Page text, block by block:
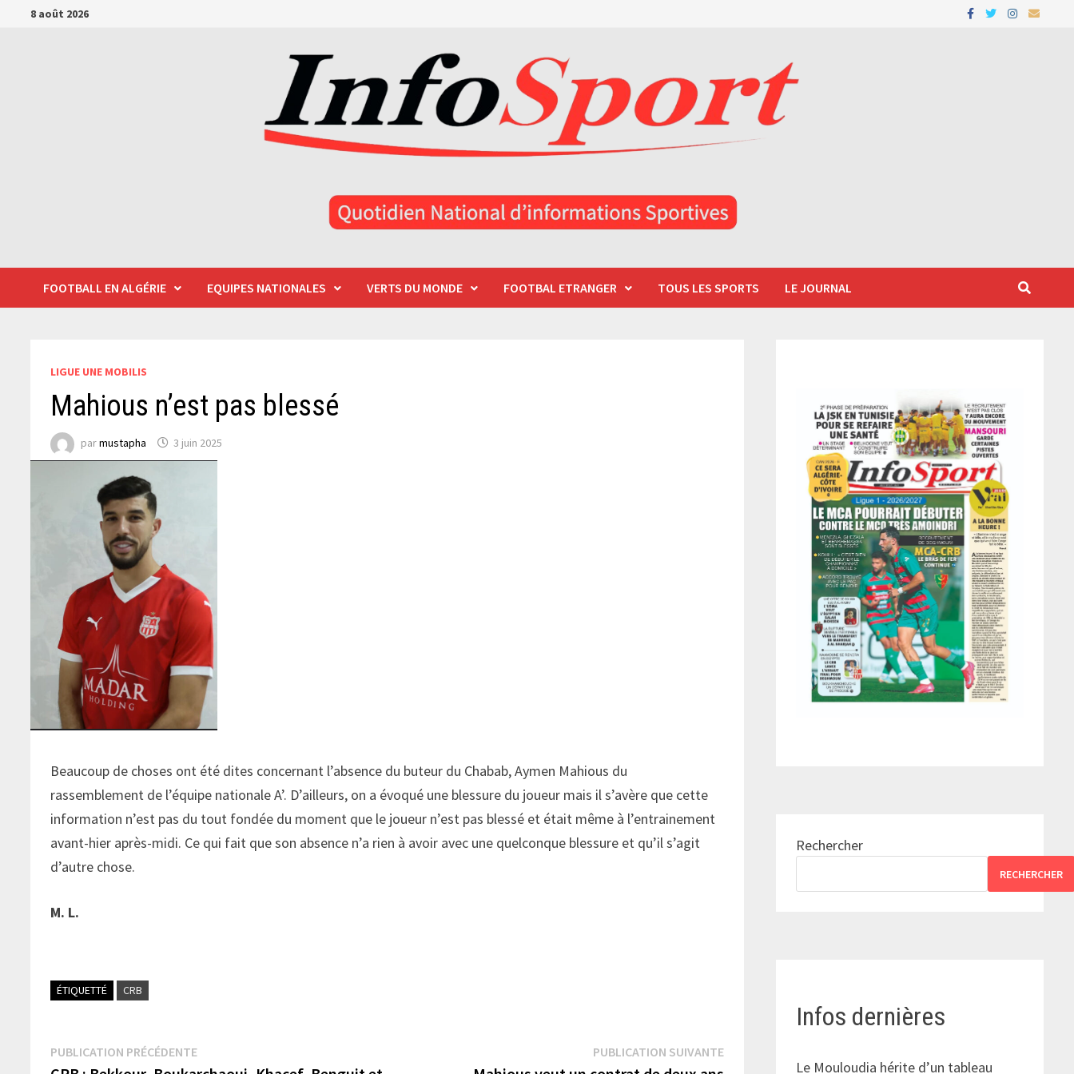
Passer8 août 2026
FOOTBALL EN ALGÉRIE EQUIPES NATIONALES VERTS DU MONDE FOOTBAL ETRANGER TOUS LES SPORTS LE JOURNAL
LIGUE UNE MOBILIS
Mahious n’est pas blessé
parmustapha 3 juin 2025
Beaucoup de choses ont été dites concernant l’absence du buteur du Chabab, Aymen Mahious du
rassemblement de l’équipe nationale A’. D’ailleurs, on a évoqué une blessure du joueur mais il s’avère que cette
information n’est pas du tout fondée du moment que le joueur n’est pas blessé et était même à l’entrainement
avant-hier après-midi. Ce qui fait que son absence n’a rien à avoir avec une quelconque blessure et qu’il s’agit
d’autre chose.
M. L.
ÉTIQUETTÉ CRB
Navigation
PUBLICATION PRÉCÉDENTEPublication
PUBLICATION SUIVANTEPublication
Rechercher
RECHERCHER
Infos dernières
Le Mouloudia hérite d’un tableau